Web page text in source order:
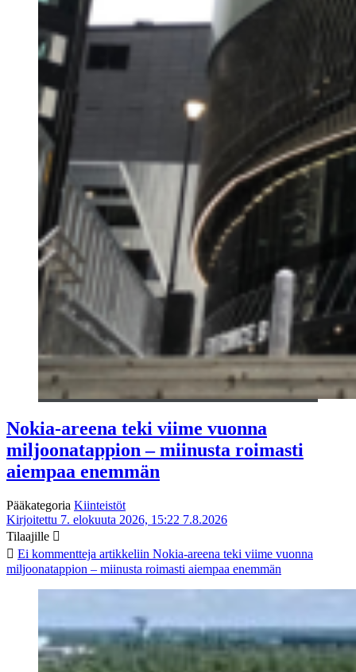
Nokia-areena teki viime vuonna
miljoonatappion – miinusta roimasti
aiempaa enemmän
Pääkategoria Kiinteistöt
Kirjoitettu 7. elokuuta 2026, 15:22 7.8.2026
Tilaajille
Ei kommentteja artikkeliin Nokia-areena teki viime vuonna
miljoonatappion – miinusta roimasti aiempaa enemmän